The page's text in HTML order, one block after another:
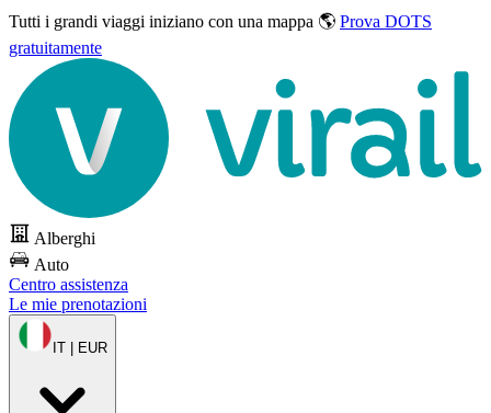
Tutti i grandi viaggi iniziano con una mappa 🌎 Prova DOTS
gratuitamente
Alberghi
Auto
Centro assistenza
Le mie prenotazioni
IT | EUR